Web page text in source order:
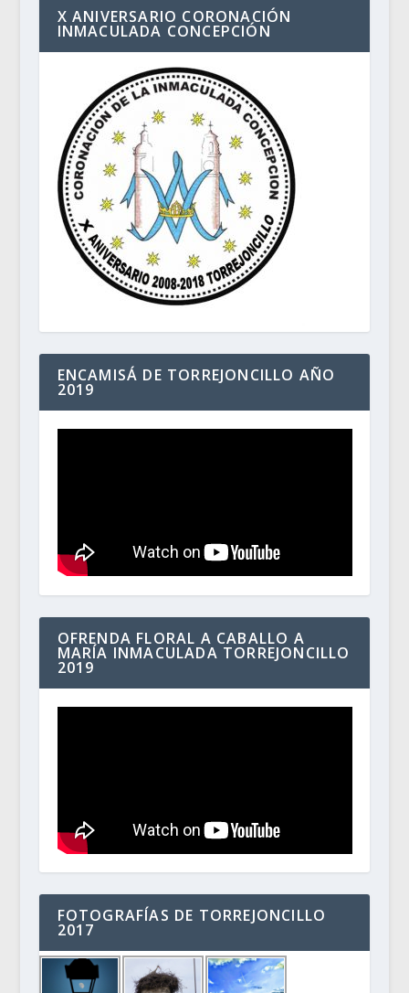
X ANIVERSARIO CORONACIÓN
INMACULADA CONCEPCIÓN
ENCAMISÁ DE TORREJONCILLO AÑO
2019
OFRENDA FLORAL A CABALLO A
MARÍA INMACULADA TORREJONCILLO
2019
FOTOGRAFÍAS DE TORREJONCILLO
2017